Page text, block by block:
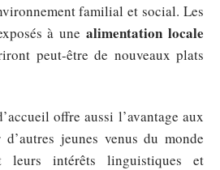
familial et social. Les
à unealimentation locale
peut-être de nouveaux plats
offre aussi l’avantage aux
jeunes venus du monde
leurs intérêts linguistiques et